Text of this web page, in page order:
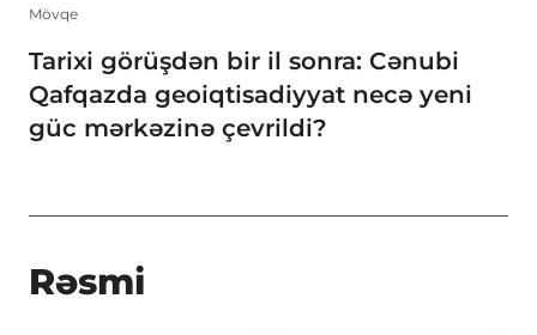
Mövqe
Tarixi görüşdən bir il sonra: Cənubi
Qafqazda geoiqtisadiyyat necə yeni
güc mərkəzinə çevrildi?
Rəsmi